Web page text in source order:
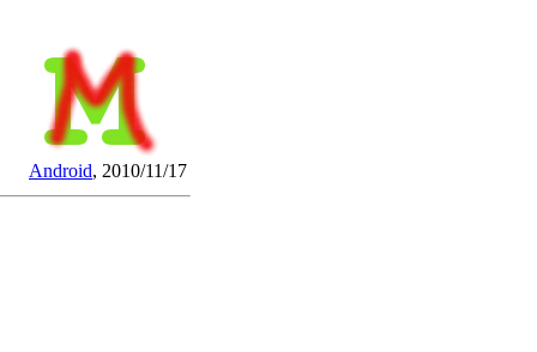
Android, 2010/11/17